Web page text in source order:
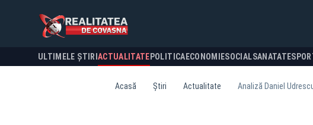
ULTIMELE ȘTIRI ACTUALITATE POLITICA ECONOMIESOCIALSANATATE
Acasă Știri Actualitate